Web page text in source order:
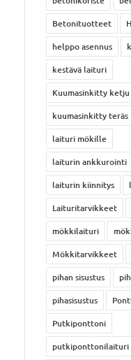
Betonituotteet
helppo asennus
kestävä laituri
Kuumasinkitty ketju
kuumasinkitty teräs
laituri mökille
laiturin ankkurointi
laiturin kiinnitys
Laituritarvikkeet
mökkilaituri
Mökkitarvikkeet
pihan sisustus
pihasisustus
Putkiponttoni
putkiponttonilaituri